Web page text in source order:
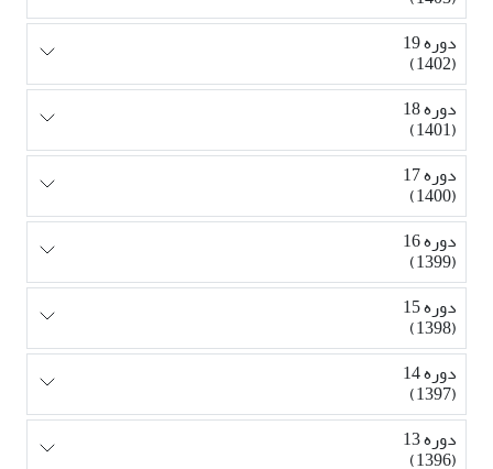
دوره 19
(1402)
دوره 18
(1401)
دوره 17
(1400)
دوره 16
(1399)
دوره 15
(1398)
دوره 14
(1397)
دوره 13
(1396)